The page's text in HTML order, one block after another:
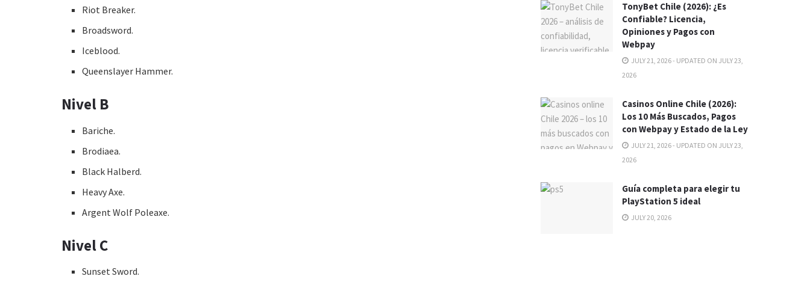
Riot Breaker.
Broadsword.
Iceblood.
Queenslayer Hammer.
Nivel B
Bariche.
Brodiaea.
Black Halberd.
Heavy Axe.
Argent Wolf Poleaxe.
Nivel C
Sunset Sword.
TonyBet Chile (2026): ¿Es
Confiable? Licencia,
Opiniones y Pagos con
Webpay
JULY 21, 2026 - UPDATED ON JULY 23,
2026
Casinos Online Chile (2026):
Los 10 Más Buscados, Pagos
con Webpay y Estado de la Ley
JULY 21, 2026 - UPDATED ON JULY 23,
2026
Guía completa para elegir tu
PlayStation 5 ideal
JULY 20, 2026